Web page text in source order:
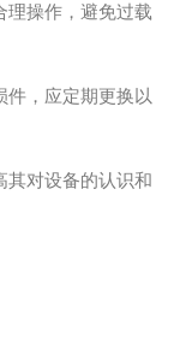
理操作，避免过载
件，应定期更换以
其对设备的认识和